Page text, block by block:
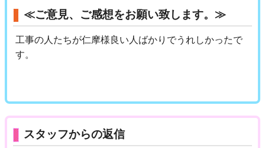
≪ご意見、ご感想をお願い致します。≫
工事の人たちが仁摩様良い人ばかりでうれしかったで
す。
スタッフからの返信